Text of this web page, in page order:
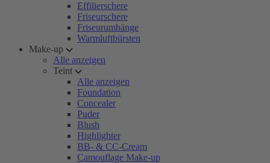
Effilierschere
Friseurschere
Friseurumhänge
Warmluftbürsten
Make-up
Alle anzeigen
Teint
Alle anzeigen
Foundation
Concealer
Puder
Blush
Highlighter
BB- & CC-Cream
Camouflage Make-up